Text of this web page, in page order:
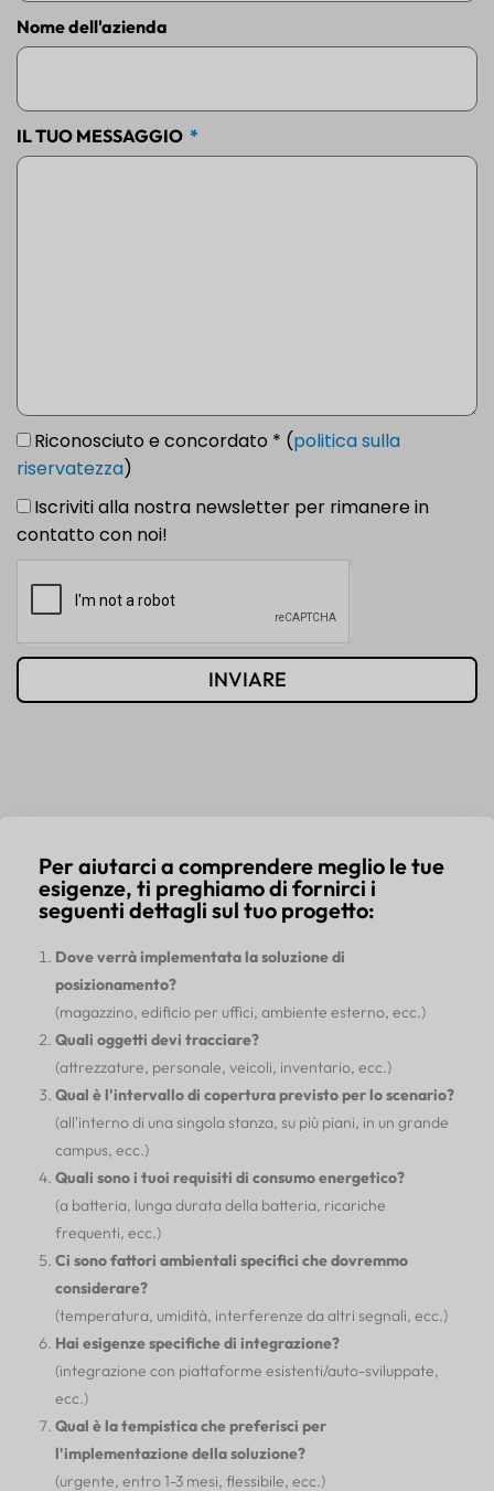
Nome dell'azienda
IL TUO MESSAGGIO
Riconosciuto e concordato * (politica sulla
riservatezza)
Iscriviti alla nostra newsletter per rimanere in
contatto con noi!
INVIARE
Per aiutarci a comprendere meglio le tue
esigenze, ti preghiamo di fornirci i
seguenti dettagli sul tuo progetto:
Dove verrà implementata la soluzione di
posizionamento?
(magazzino, edificio per uffici, ambiente esterno, ecc.)
Quali oggetti devi tracciare?
(attrezzature, personale, veicoli, inventario, ecc.)
Qual è l'intervallo di copertura previsto per lo scenario?
(all'interno di una singola stanza, su più piani, in un grande
campus, ecc.)
Quali sono i tuoi requisiti di consumo energetico?
(a batteria, lunga durata della batteria, ricariche
frequenti, ecc.)
Ci sono fattori ambientali specifici che dovremmo
considerare?
(temperatura, umidità, interferenze da altri segnali, ecc.)
Hai esigenze specifiche di integrazione?
(integrazione con piattaforme esistenti/auto-sviluppate,
ecc.)
Qual è la tempistica che preferisci per
l'implementazione della soluzione?
(urgente, entro 1-3 mesi, flessibile, ecc.)